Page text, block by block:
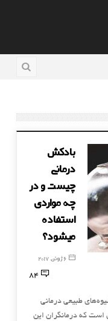
بادکش
درمانی
چیست و در
چه مواردی
استفاده
میشود؟
6 ژوئن, 2017
84
طبيعي درماني
كه درمانگران اين